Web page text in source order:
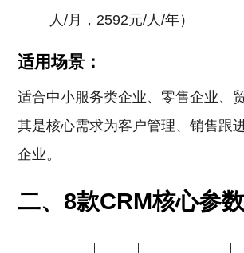
人/月，2592元/人/年）
适用场景：
适合中小服务类企业、零售企业、
其是核心需求为客户管理、销售跟
企业。
二、8款CRM核心参